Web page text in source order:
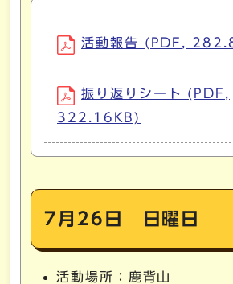
活動報告 (PDF,
振り返りシート (PDF,
322.16KB)
7月26日 日曜日
活動場所：鹿背山